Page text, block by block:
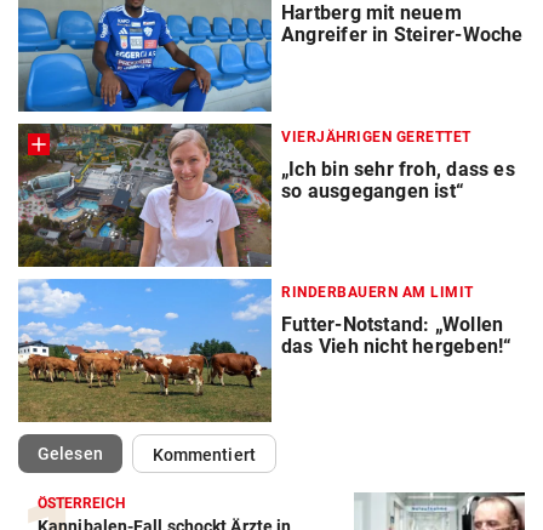
Hartberg mit neuem
Angreifer in Steirer-Woche
VIERJÄHRIGEN GERETTET
„Ich bin sehr froh, dass es
so ausgegangen ist“
RINDERBAUERN AM LIMIT
Futter-Notstand: „Wollen
das Vieh nicht hergeben!“
Gelesen(ausgewählt)Kommentiert
ÖSTERREICH
Kannibalen-Fall schockt Ärzte in